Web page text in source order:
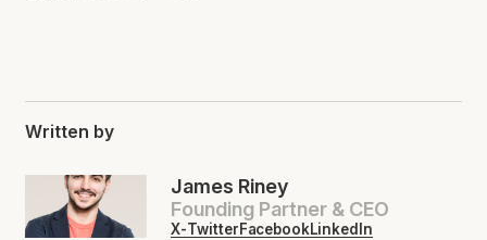
Written by
James Riney
Founding Partner & CEO
X-TwitterFacebookLinkedIn